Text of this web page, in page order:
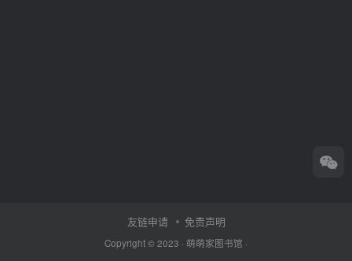
友链申请 免责声明
Copyright © 2023 · 萌萌家图书馆 ·